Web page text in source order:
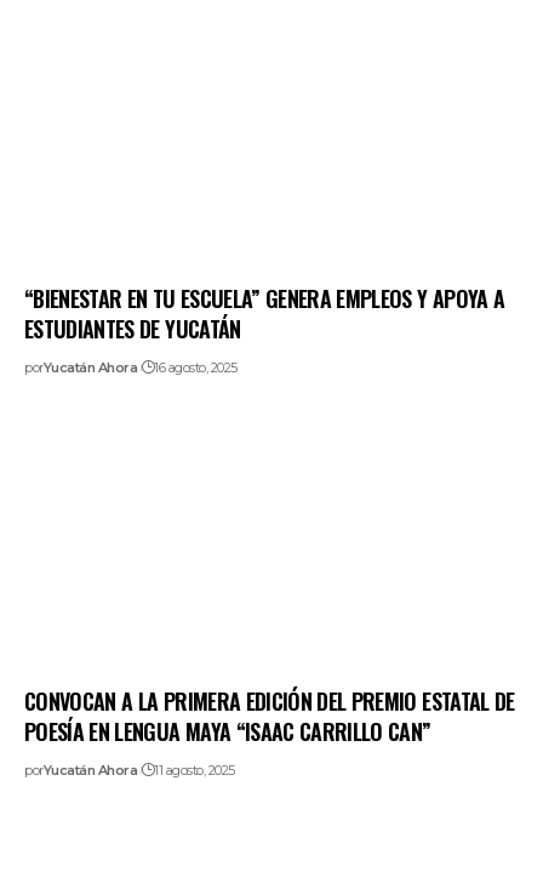
“BIENESTAR EN TU ESCUELA” GENERA EMPLEOS Y APOYA A
ESTUDIANTES DE YUCATÁN
porYucatán Ahora 16 agosto, 2025
CONVOCAN A LA PRIMERA EDICIÓN DEL PREMIO ESTATAL DE
POESÍA EN LENGUA MAYA “ISAAC CARRILLO CAN”
porYucatán Ahora 11 agosto, 2025